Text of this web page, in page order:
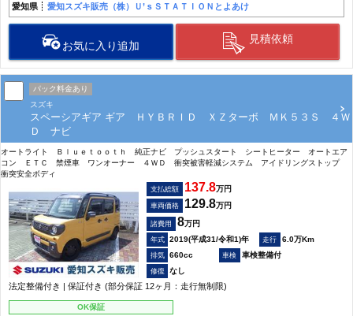
愛知県 愛知スズキ販売（株）Ｕ’ｓＳＴＡＴＩＯＮとよあけ
お気に入り追加
見積依頼
パック料金あり
スズキ
スペーシアギア ギア ＨＹＢＲＩＤ ＸＺターボ ＭＫ５３Ｓ ４Ｗ
Ｄ ナビ
オートライト Ｂｌｕｅｔｏｏｔｈ 純正ナビ プッシュスタート シートヒーター オートエア
コン ＥＴＣ 禁煙車 ワンオーナー ４ＷＤ 衝突被害軽減システム アイドリングストップ
衝突安全ボディ
支払総額 137.8万円
車両価格 129.8万円
諸費用 8万円
2019(平成31/令和1)年
6.0万Km
660cc
車検整備付
なし
法定整備付き | 保証付き (部分保証 12ヶ月：走行無制限)
OK保証